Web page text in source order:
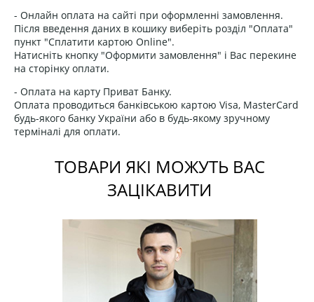
- Онлайн оплата на сайті при оформленні замовлення.
Після введення даних в кошику виберіть розділ "Оплата"
пункт "Сплатити картою Online".
Натисніть кнопку "Оформити замовлення" і Вас перекине
на сторінку оплати.
- Оплата на карту Приват Банку.
Оплата проводиться банківською картою Visa, MasterCard
будь-якого банку України або в будь-якому зручному
терміналі для оплати.
ТОВАРИ ЯКІ МОЖУТЬ ВАС
ЗАЦІКАВИТИ